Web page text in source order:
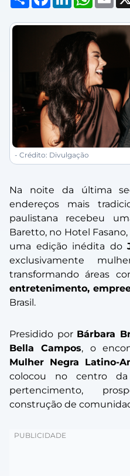
- Crédito: Divulgação
Na noite da última
endereços mais
paulistana recebeu
Baretto, no Hotel
uma edição inédita do
exclusivamente
transformando áreas
entretenimento,
Brasil.
Presidido por Bárbara
Bella Campos, o
Mulher Negra Latino-
colocou no centro
pertencimento,
construção de